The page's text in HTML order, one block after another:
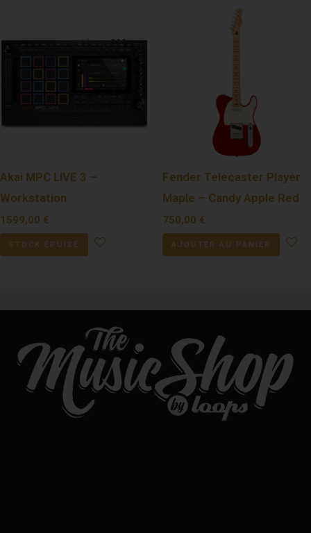
Akai MPC LIVE 3 –
Workstation
1599,00 €
STOCK ÉPUISÉ
Fender Telecaster Player
Maple – Candy Apple Red
750,00 €
AJOUTER AU PANIER